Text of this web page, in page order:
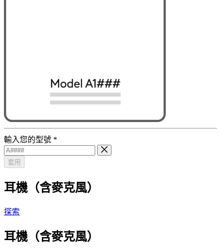
輸入您的型號 *
套用
耳機（含麥克風）
探索
耳機（含麥克風）